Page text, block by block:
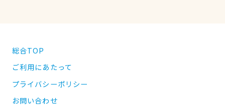
総合TOP
ご利用にあたって
プライバシーポリシー
お問い合わせ